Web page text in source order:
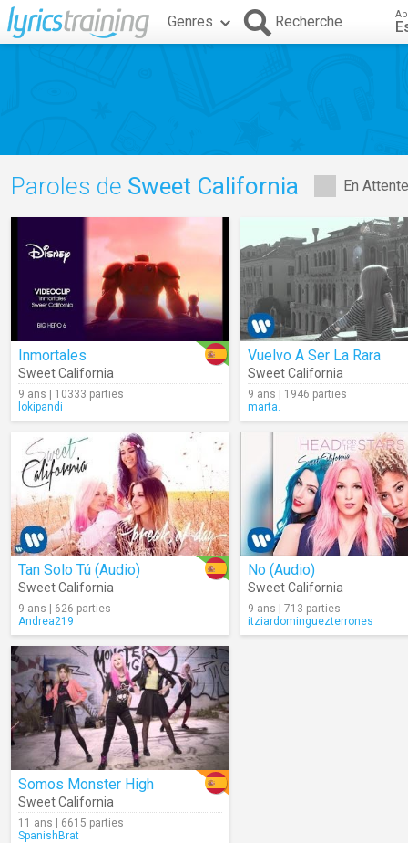
Genres Recherche
En
Paroles de Sweet California
Inmortales
Sweet California
9 ans | 10333 parties
lokipandi
Vuelvo A Ser La Rara
Sweet California
9 ans | 1946 parties
marta.
Tan Solo Tú (Audio)
Sweet California
9 ans | 626 parties
Andrea219
No (Audio)
Sweet California
9 ans | 713 parties
itziardominguezterrones
Somos Monster High
Sweet California
11 ans | 6615 parties
SpanishBrat